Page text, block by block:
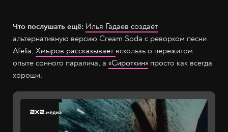
Что послушать ещё: Илья Гадаев создаёт
альтернативную версию Cream Soda c реворком песни
Afelia, Хмыров рассказывает вскользь о пережитом
опыте сонного паралича, а «Сироткин» просто как всегда
хороши.